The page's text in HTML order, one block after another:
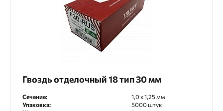
Гвоздь отделочный 18 тип 30 мм
Сечение:
1,0 x 1,25 мм
Упаковка:
5000 штук